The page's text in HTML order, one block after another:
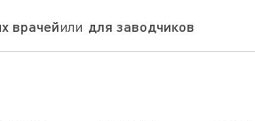
врачей для заводчиков